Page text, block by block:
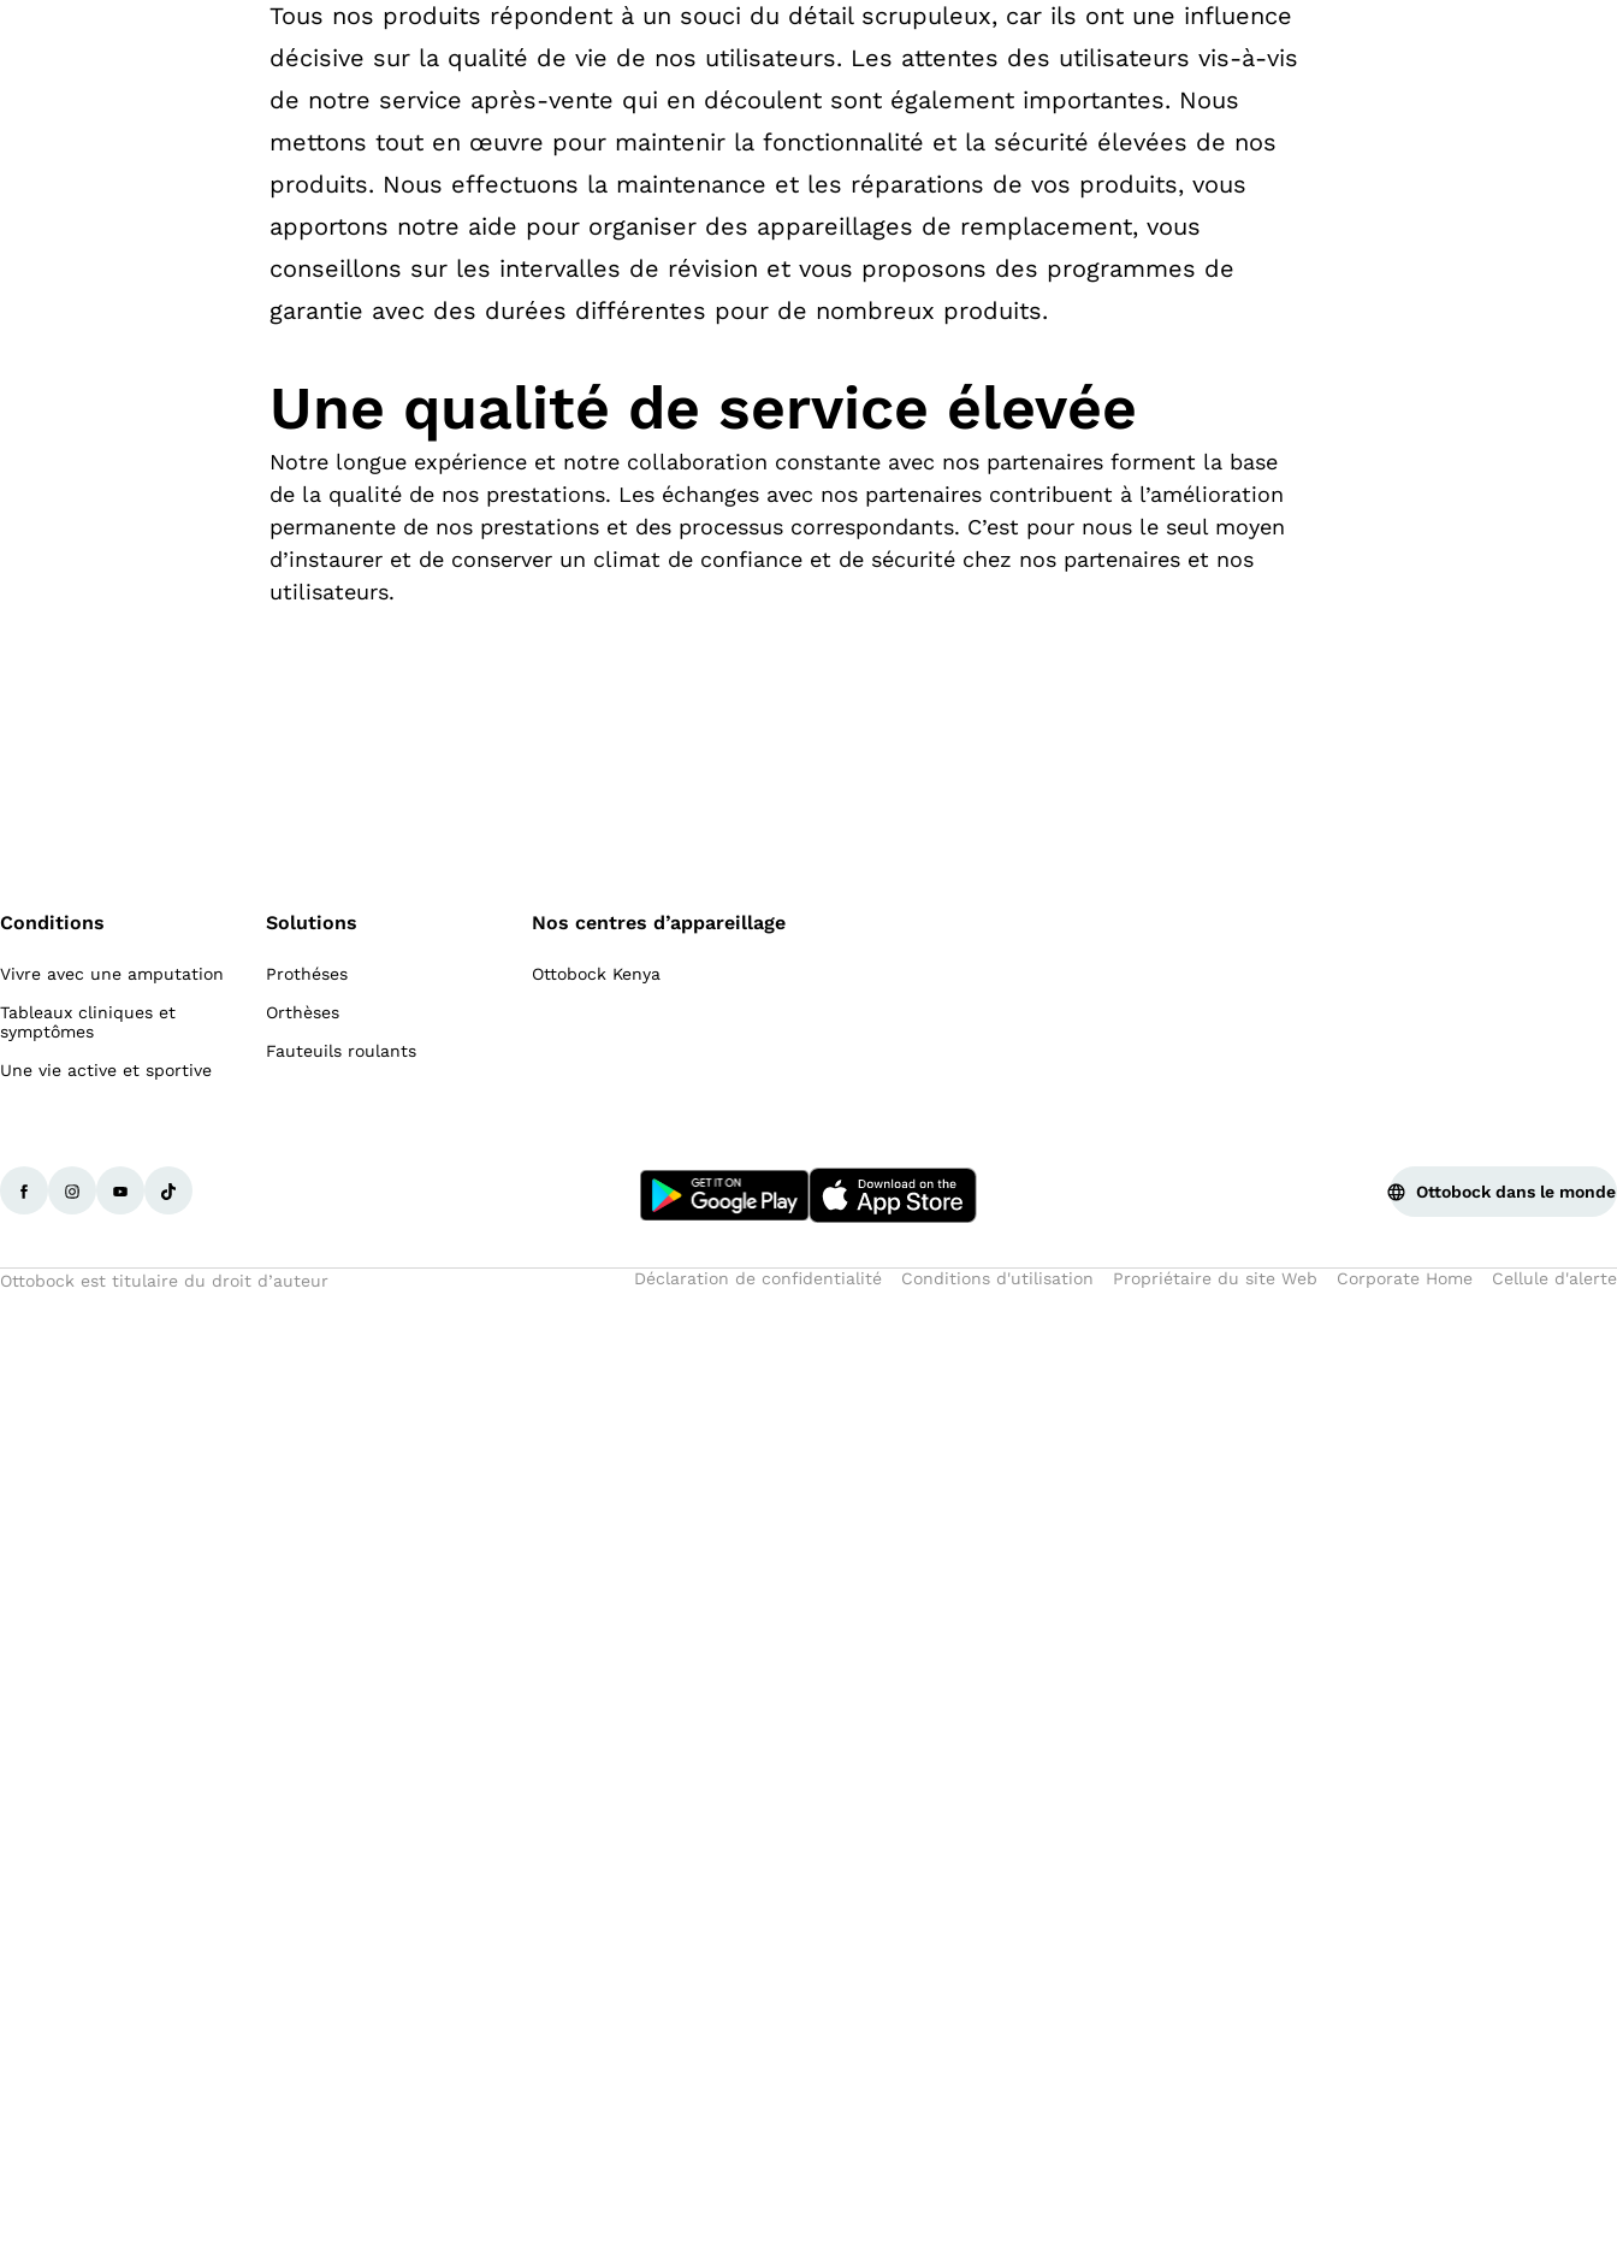
Tous nos produits répondent à un souci du détail scrupuleux, car ils ont une influence
décisive sur la qualité de vie de nos utilisateurs. Les attentes des utilisateurs vis-à-vis
de notre service après-vente qui en découlent sont également importantes. Nous
mettons tout en œuvre pour maintenir la fonctionnalité et la sécurité élevées de nos
produits. Nous effectuons la maintenance et les réparations de vos produits, vous
apportons notre aide pour organiser des appareillages de remplacement, vous
conseillons sur les intervalles de révision et vous proposons des programmes de
garantie avec des durées différentes pour de nombreux produits.
Une qualité de service élevée
Notre longue expérience et notre collaboration constante avec nos partenaires forment la base
de la qualité de nos prestations. Les échanges avec nos partenaires contribuent à l’amélioration
permanente de nos prestations et des processus correspondants. C’est pour nous le seul moyen
d’instaurer et de conserver un climat de confiance et de sécurité chez nos partenaires et nos
utilisateurs.
Conditions
Vivre avec une amputation
Tableaux cliniques et
symptômes
Une vie active et sportive
Solutions
Prothéses
Orthèses
Fauteuils roulants
Nos centres d’appareillage
Ottobock Kenya
Ottobock dans le monde
Ottobock est titulaire du droit d’auteur Déclaration de confidentialité Conditions d'utilisation Propriétaire du site Web Corporate Home Cellule d'alerte